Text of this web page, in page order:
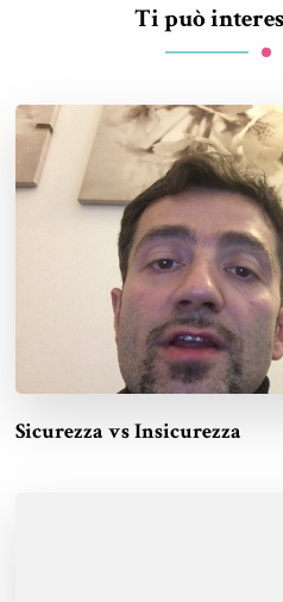
Ti può
Sicurezza vs Insicurezza